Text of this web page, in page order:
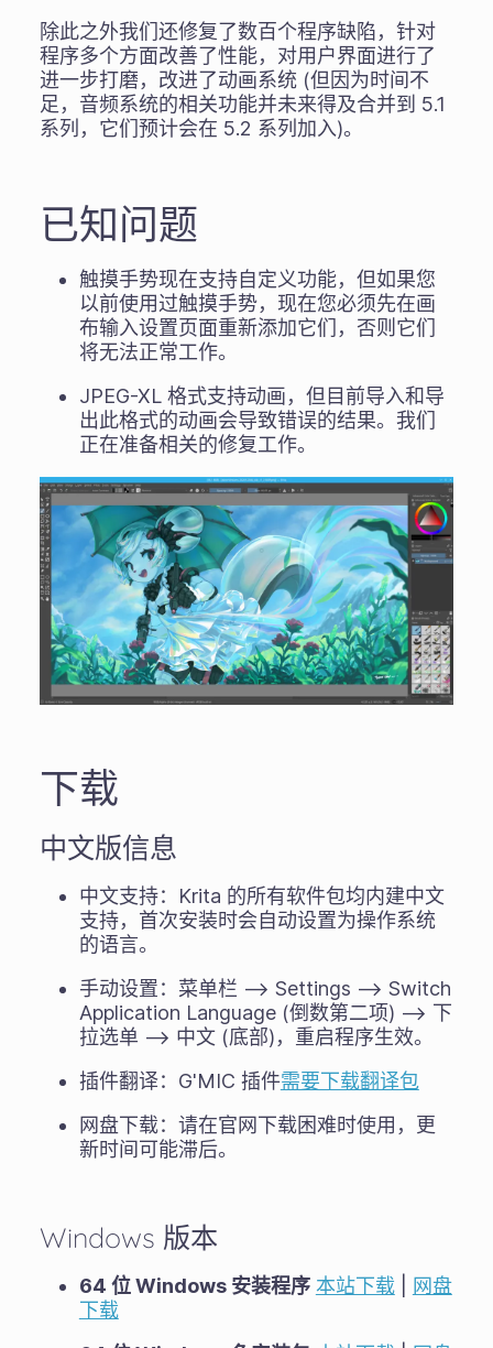
除此之外我们还修复了数百个程序缺陷，针对
程序多个方面改善了性能，对用户界面进行了
进一步打磨，改进了动画系统 (但因为时间不
足，音频系统的相关功能并未来得及合并到 5.1
系列，它们预计会在 5.2 系列加入)。
已知问题
触摸手势现在支持自定义功能，但如果您
以前使用过触摸手势，现在您必须先在画
布输入设置页面重新添加它们，否则它们
将无法正常工作。
JPEG-XL 格式支持动画，但目前导入和导
出此格式的动画会导致错误的结果。我们
正在准备相关的修复工作。
下载
中文版信息
中文支持：Krita 的所有软件包均内建中文
支持，首次安装时会自动设置为操作系统
的语言。
手动设置：菜单栏 --> Settings --> Switch
Application Language (倒数第二项) --> 下
拉选单 --> 中文 (底部)，重启程序生效。
插件翻译：G'MIC 插件需要下载翻译包
网盘下载：请在官网下载困难时使用，更
新时间可能滞后。
Windows 版本
64 位 Windows 安装程序 本站下载| 网盘
下载